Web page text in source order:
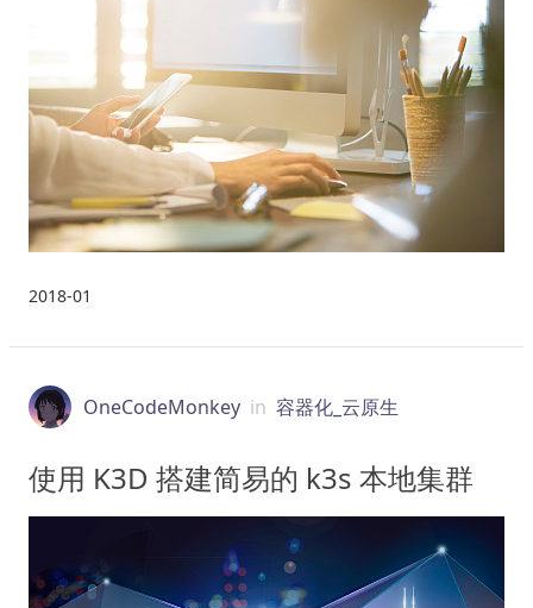
2018-01
OneCodeMonkey in 容器化_云原生
使用 K3D 搭建简易的 k3s 本地集群